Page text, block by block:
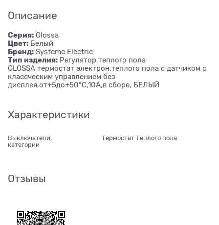
Описание
Серия: Glossa
Цвет: Белый
Бренд: Systeme Electric
Тип изделия: Регулятор теплого пола
GLOSSA термостат электрон.теплого пола с датчиком с
классческим управлением без
дисплея,от+5до+50°C,10A,в сборе, БЕЛЫЙ
Характеристики
Выключатели,
категории
Термостат Теплого пола
Отзывы